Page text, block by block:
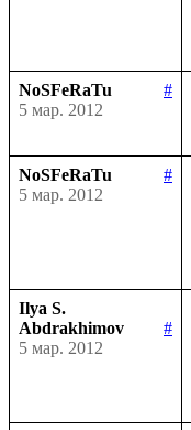
NoSFeRaTu
#
5 мар. 2012
NoSFeRaTu
#
5 мар. 2012
Ilya S.
Abdrakhimov
#
5 мар. 2012